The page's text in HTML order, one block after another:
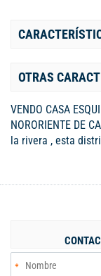
OTRAS
VENDO CASA
NORORIENTE DE
la rivera , esta
PRIMER PISO:
casa. SEGUNDO
privilegiada
rutas de transporte
colegios.